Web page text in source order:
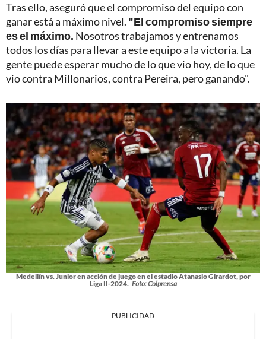
Tras ello, aseguró que el compromiso del equipo con
ganar está a máximo nivel. "El compromiso siempre
es el máximo. Nosotros trabajamos y entrenamos
todos los días para llevar a este equipo a la victoria. La
gente puede esperar mucho de lo que vio hoy, de lo que
vio contra Millonarios, contra Pereira, pero ganando".
Medellín vs. Junior en acción de juego en el estadio Atanasio Girardot, por
Liga II-2024. Foto: Colprensa
PUBLICIDAD